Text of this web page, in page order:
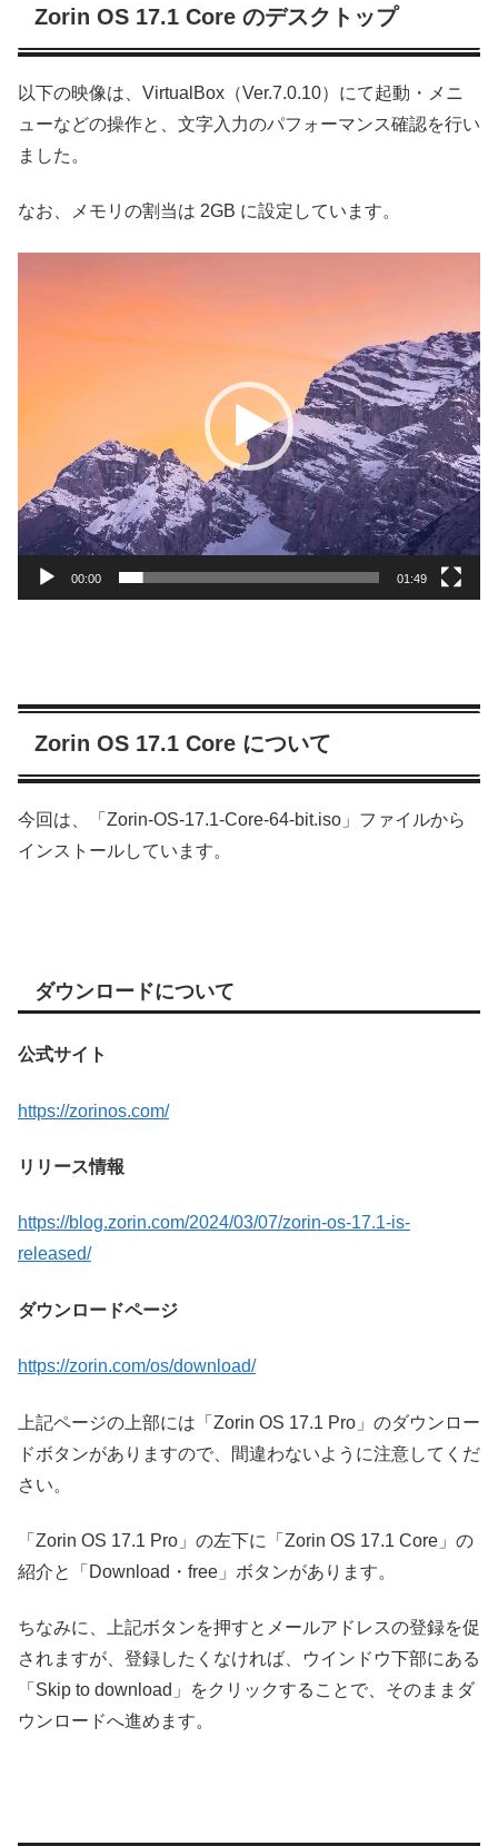
Zorin OS 17.1 Core のデスクトップ
以下の映像は、VirtualBox（Ver.7.0.10）にて起動・メニ
ューなどの操作と、文字入力のパフォーマンス確認を行い
ました。
なお、メモリの割当は 2GB に設定しています。
00:00 01:49
Zorin OS 17.1 Core について
今回は、「Zorin-OS-17.1-Core-64-bit.iso」ファイルから
インストールしています。
ダウンロードについて
公式サイト
https://zorinos.com/
リリース情報
https://blog.zorin.com/2024/03/07/zorin-os-17.1-is-
released/
ダウンロードページ
https://zorin.com/os/download/
上記ページの上部には「Zorin OS 17.1 Pro」のダウンロー
ドボタンがありますので、間違わないように注意してくだ
さい。
「Zorin OS 17.1 Pro」の左下に「Zorin OS 17.1 Core」の
紹介と「Download・free」ボタンがあります。
ちなみに、上記ボタンを押すとメールアドレスの登録を促
されますが、登録したくなければ、ウインドウ下部にある
「Skip to download」をクリックすることで、そのままダ
ウンロードへ進めます。